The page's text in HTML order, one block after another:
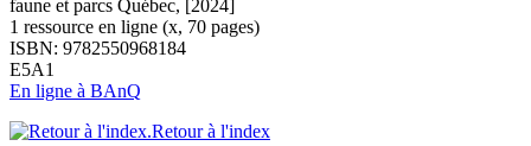
faune et parcs Québec, [2024]
1 ressource en ligne (x, 70 pages)
ISBN: 9782550968184
E5A1
En ligne à BAnQ
Retour à l'index